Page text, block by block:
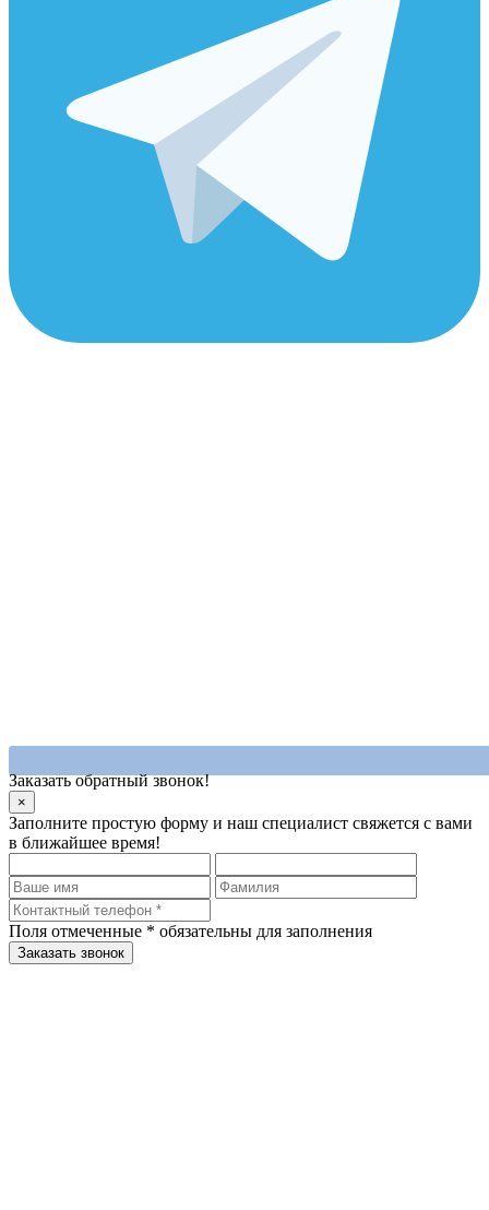
Заказать обратный звонок!
×
Заполните простую форму и наш специалист свяжется с вами
в ближайшее время!
Поля отмеченные * обязательны для заполнения